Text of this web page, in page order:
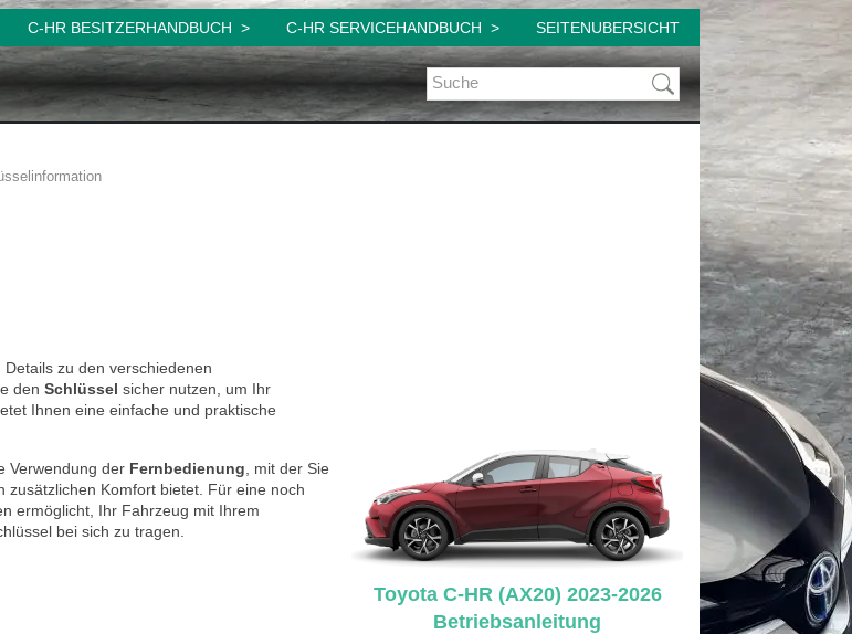
C-HR BESITZERHANDBUCH C-HR SERVICEHANDBUCH SEITENUBERSICHT
zu den verschiedenen
den Schlüssel sicher nutzen, um Ihr
Ihnen eine einfache und praktische
Verwendung der Fernbedienung , mit der Sie
Komfort bietet. Für eine noch
ermöglicht, Ihr Fahrzeug mit Ihrem
bei sich zu tragen.
Toyota C-HR (AX20) 2023-2026
Betriebsanleitung